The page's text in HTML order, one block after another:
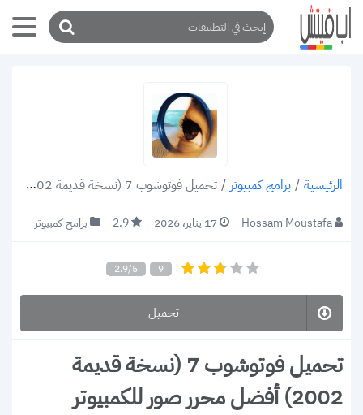
الرئيسية / برامج كمبيوتر / تحميل فوتوشوب 7 (نسخة قديمة 2002) أفضل محرر صور للكمبيوتر
Hossam Moustafa 17 يناير، 2026 2.9 برامج كمبيوتر
2.9/5 9
تحميل
تحميل فوتوشوب 7 (نسخة قديمة
2002) أفضل محرر صور للكمبيوتر